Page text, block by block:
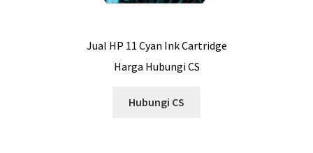
Jual HP 11 Cyan Ink Cartridge
Harga Hubungi CS
Hubungi CS